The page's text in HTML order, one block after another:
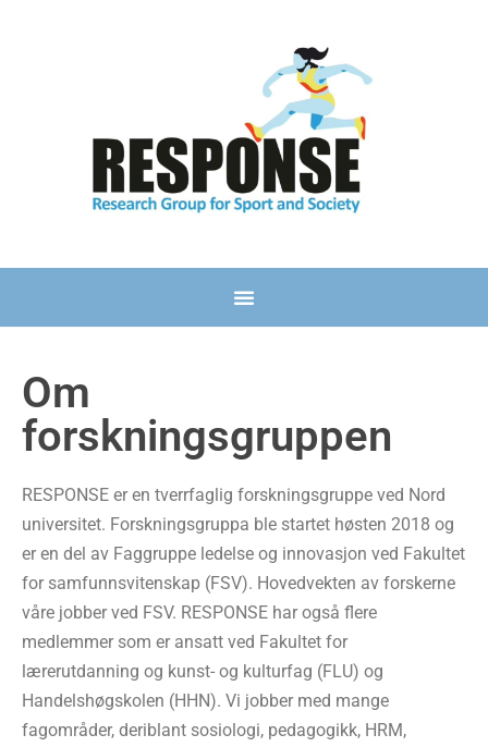
Om
forskningsgruppen
RESPONSE er en tverrfaglig forskningsgruppe ved Nord
universitet. Forskningsgruppa ble startet høsten 2018 og
er en del av Faggruppe ledelse og innovasjon ved Fakultet
for samfunnsvitenskap (FSV). Hovedvekten av forskerne
våre jobber ved FSV. RESPONSE har også flere
medlemmer som er ansatt ved Fakultet for
lærerutdanning og kunst- og kulturfag (FLU) og
Handelshøgskolen (HHN). Vi jobber med mange
fagområder, deriblant sosiologi, pedagogikk, HRM,